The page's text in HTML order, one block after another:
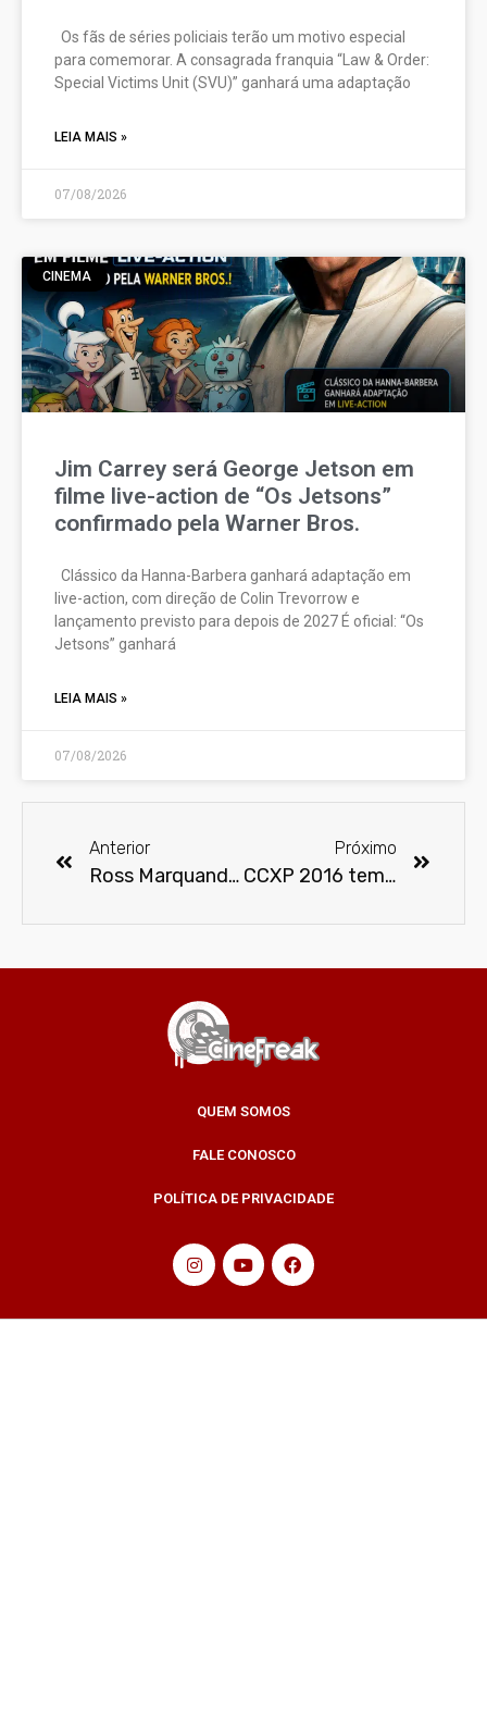
Os fãs de séries policiais terão um motivo especial
para comemorar. A consagrada franquia “Law & Order:
Special Victims Unit (SVU)” ganhará uma adaptação
LEIA MAIS »
07/08/2026
CINEMA
Jim Carrey será George Jetson em
filme live-action de “Os Jetsons”
confirmado pela Warner Bros.
Clássico da Hanna-Barbera ganhará adaptação em
live-action, com direção de Colin Trevorrow e
lançamento previsto para depois de 2027 É oficial: “Os
Jetsons” ganhará
LEIA MAIS »
07/08/2026
Anterior
Ross Marquand, o Aaron da série The Walking Dead, vem ao Brasil para a CCXP 2016 com a Spotlight
Próximo
CCXP 2016 tem a maior sala de cinema indoor da América Latina
QUEM SOMOS
FALE CONOSCO
POLÍTICA DE PRIVACIDADE